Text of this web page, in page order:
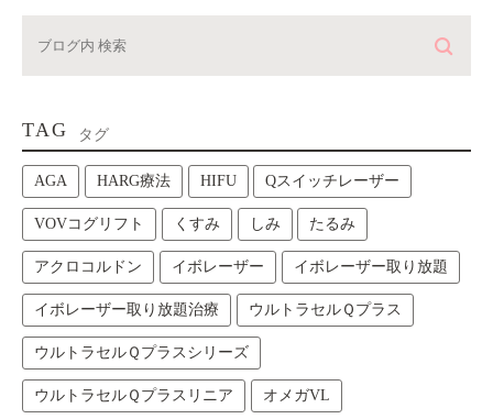
TAG タグ
AGA HARG療法 HIFU Qスイッチレーザー
VOVコグリフト くすみ しみ たるみ
アクロコルドン イボレーザー イボレーザー取り放題
イボレーザー取り放題治療 ウルトラセルＱプラス
ウルトラセルＱプラスシリーズ
ウルトラセルＱプラスリニア オメガVL